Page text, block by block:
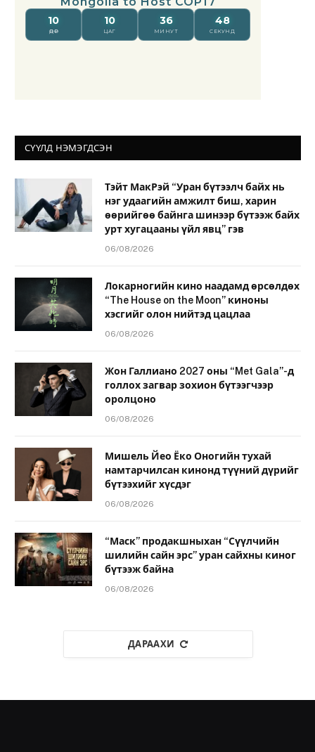
СҮҮЛД НЭМЭГДСЭН
Тэйт МакРэй “Уран бүтээлч байх нь
нэг удаагийн амжилт биш, харин
өөрийгөө байнга шинээр бүтээж байх
урт хугацааны үйл явц” гэв
06/08/2026
Локарногийн кино наадамд өрсөлдөх
“The House on the Moon” киноны
хэсгийг олон нийтэд цацлаа
06/08/2026
Жон Галлиано 2027 оны “Met Gala”-д
голлох загвар зохион бүтээгчээр
оролцоно
06/08/2026
Мишель Йео Ёко Оногийн тухай
намтарчилсан кинонд түүний дүрийг
бүтээхийг хүсдэг
06/08/2026
“Маск” продакшныхан “Сүүлчийн
шилийн сайн эрс” уран сайхны киног
бүтээж байна
06/08/2026
ДАРААХИ